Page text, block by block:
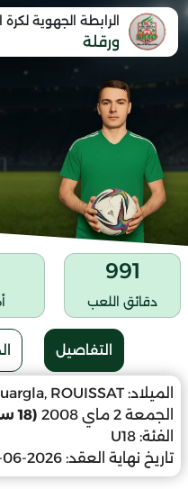
الرابطة الجهوية لكرة
ورقلة
991
دقائق اللعب
التفاصيل
الميلاد: ROUISSAT
الجمعة 2 ماي 2008
(18 سنة)
الفئة: U18
تاريخ نهاية العقد: 2026-06-30